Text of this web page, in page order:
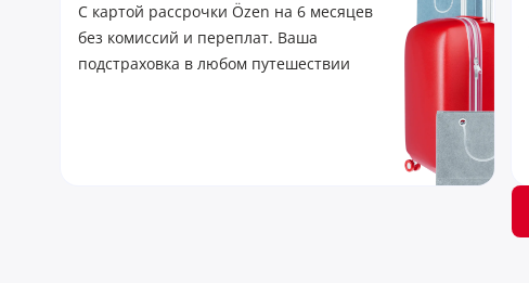
С картой рассрочки Özen на 6 месяцев
без комиссий и переплат. Ваша
подстраховка в любом путешествии